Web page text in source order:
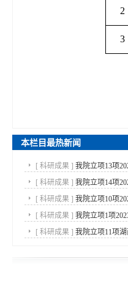
2
3
本栏目最热新闻
[ 科研成果 ] 我院立项13项
[ 科研成果 ] 我院立项14项
[ 科研成果 ] 我院立项10项
[ 科研成果 ] 我院立项1项
[ 科研成果 ] 我院立项11项